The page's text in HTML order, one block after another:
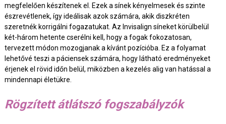
megfelelően készítenek el. Ezek a sínek kényelmesek és szinte
észrevétlenek, így ideálisak azok számára, akik diszkréten
szeretnék korrigálni fogazatukat. Az Invisalign síneket körülbelül
két-három hetente cserélni kell, hogy a fogak fokozatosan,
tervezett módon mozogjanak a kívánt pozícióba. Ez a folyamat
lehetővé teszi a páciensek számára, hogy látható eredményeket
érjenek el rövid időn belül, miközben a kezelés alig van hatással a
mindennapi életükre.
Rögzített átlátszó fogszabályzók